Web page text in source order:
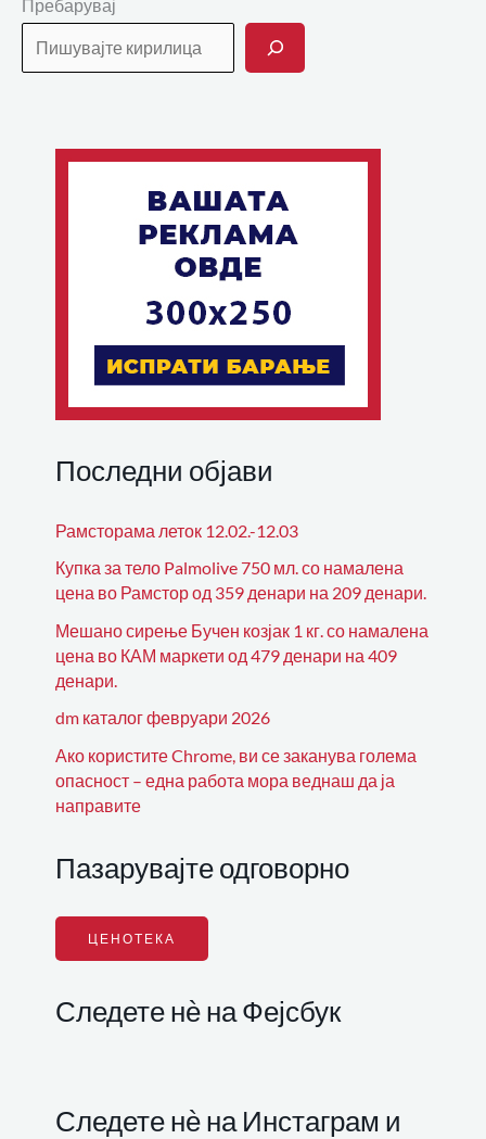
Пребарувај
Последни објави
Рамсторама леток 12.02.-12.03
Купка за тело Palmolive 750 мл. со намалена
цена во Рамстор од 359 денари на 209 денари.
Мешано сирење Бучен козјак 1 кг. со намалена
цена во КАМ маркети од 479 денари на 409
денари.
dm каталог февруари 2026
Ако користите Chrome, ви се заканува голема
опасност – една работа мора веднаш да ја
направите
Пазарувајте одговорно
ЦЕНОТЕКА
Следете нѐ на Фејсбук
Следете нѐ на Инстаграм и